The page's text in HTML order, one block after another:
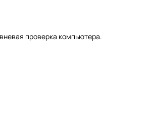
проверка компьютера.